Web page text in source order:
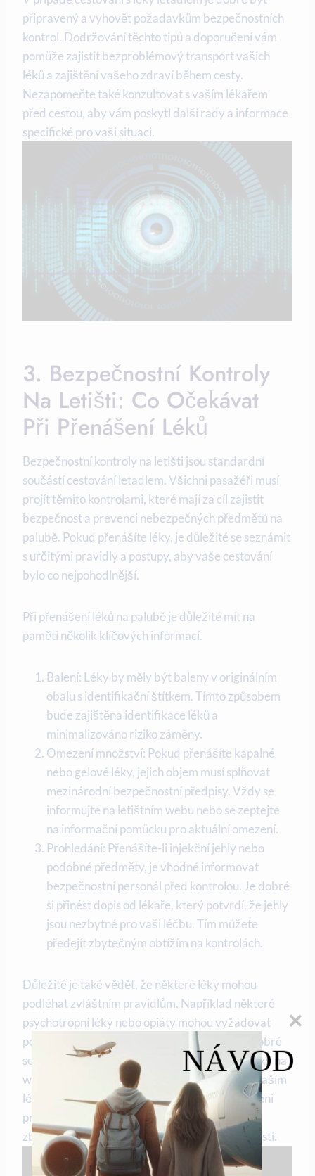
připravený a vyhovět požadavkům bezpečnostních
kontrol. Dodržování těchto tipů a doporučení vám
pomůže zajistit bezproblémový transport vašich
léků a zajištění vašeho zdraví během cesty.
Nezapomeňte také konzultovat s vaším lékařem
před cestou, aby vám poskytl další rady a informace
specifické pro vaši situaci.
3. Bezpečnostní Kontroly
Na Letišti: Co Očekávat
Při Přenášení Léků
Bezpečnostní kontroly na letišti jsou standardní
součástí cestování letadlem. Všichni pasažéři musí
projít těmito kontrolami, které mají za cíl zajistit
bezpečnost a prevenci nebezpečných předmětů na
palubě. Pokud přenášíte léky, je důležité se seznámit
s určitými pravidly a postupy, aby vaše cestování
bylo co nejpohodlnější.
Při přenášení léků na palubě je důležité mít na
paměti několik klíčových informací.
Balení: Léky by měly být baleny v originálním
obalu s identifikační štítkem. Tímto způsobem
bude zajištěna identifikace léků a
minimalizováno riziko záměny.
Omezení množství: Pokud přenášíte kapalné
nebo gelové léky, jejich objem musí splňovat
mezinárodní bezpečnostní předpisy. Vždy se
informujte na letištním webu nebo se zeptejte
na informační pomůcku pro aktuální omezení.
Prohledání: Přenášíte-li injekční jehly nebo
podobné předměty, je vhodné informovat
bezpečnostní personál před kontrolou. Je dobré
si přinést dopis od lékaře, který potvrdí, že jehly
jsou nezbytné pro vaši léčbu. Tím můžete
předejít zbytečným obtížím na kontrolách.
Důležité je také vědět, že některé léky mohou
podléhat zvláštním pravidlům. Například některé
psychotropní léky nebo opiáty mohou vyžadovat
povolení nebo speciální dokumenty. Je proto dobré
se před odletem podívat na konkrétní požadavky na
webových stránkách letiště nebo se poradit s vaším
lékařem. S těmito informacemi budete připraveni
projít bezpečnostní kontrolou na letišti bez
zbytečných komplikací a začít váš let bez starostí.
NÁVOD